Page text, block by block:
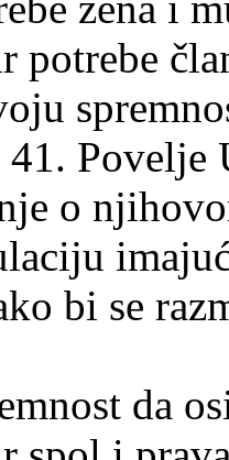
potrebe
41. Povelje
o
bi se
da